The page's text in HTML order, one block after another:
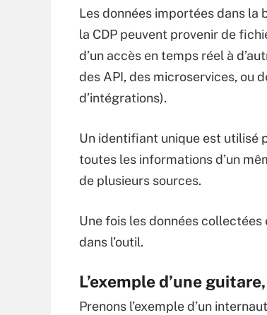
Les données importées dans la
la CDP peuvent provenir de
d’un accès en temps réel à
des API, des microservices, ou
d’intégrations).
Un identifiant unique est utilisé
toutes les informations d’un
de plusieurs sources.
Une fois les données
dans l’outil.
L’exemple d’une
Prenons l’exemple d’un